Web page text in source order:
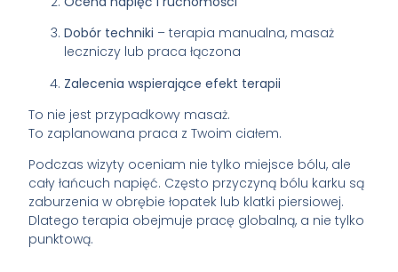
Dobór techniki – terapia manualna, masaż
leczniczy lub praca łączona
Zalecenia wspierające efekt terapii
To nie jest przypadkowy masaż.
To zaplanowana praca z Twoim ciałem.
Podczas wizyty oceniam nie tylko miejsce bólu, ale
cały łańcuch napięć. Często przyczyną bólu karku są
zaburzenia w obrębie łopatek lub klatki piersiowej.
Dlatego terapia obejmuje pracę globalną, a nie tylko
punktową.